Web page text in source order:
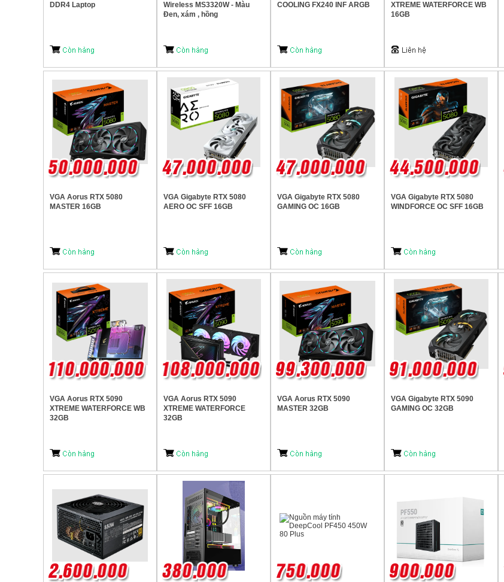
DDR4 Laptop
Wireless MS3320W - Màu
Đen, xám , hồng
COOLING FX240 INF ARGB
XTREME WATERFORCE WB
16GB
VGA Aorus RTX 5080
MASTER 16GB
VGA Gigabyte RTX 5080
AERO OC SFF 16GB
VGA Gigabyte RTX 5080
GAMING OC 16GB
VGA Gigabyte RTX 5080
WINDFORCE OC SFF 16GB
VGA Aorus RTX 5090
XTREME WATERFORCE WB
32GB
VGA Aorus RTX 5090
XTREME WATERFORCE
32GB
VGA Aorus RTX 5090
MASTER 32GB
VGA Gigabyte RTX 5090
GAMING OC 32GB